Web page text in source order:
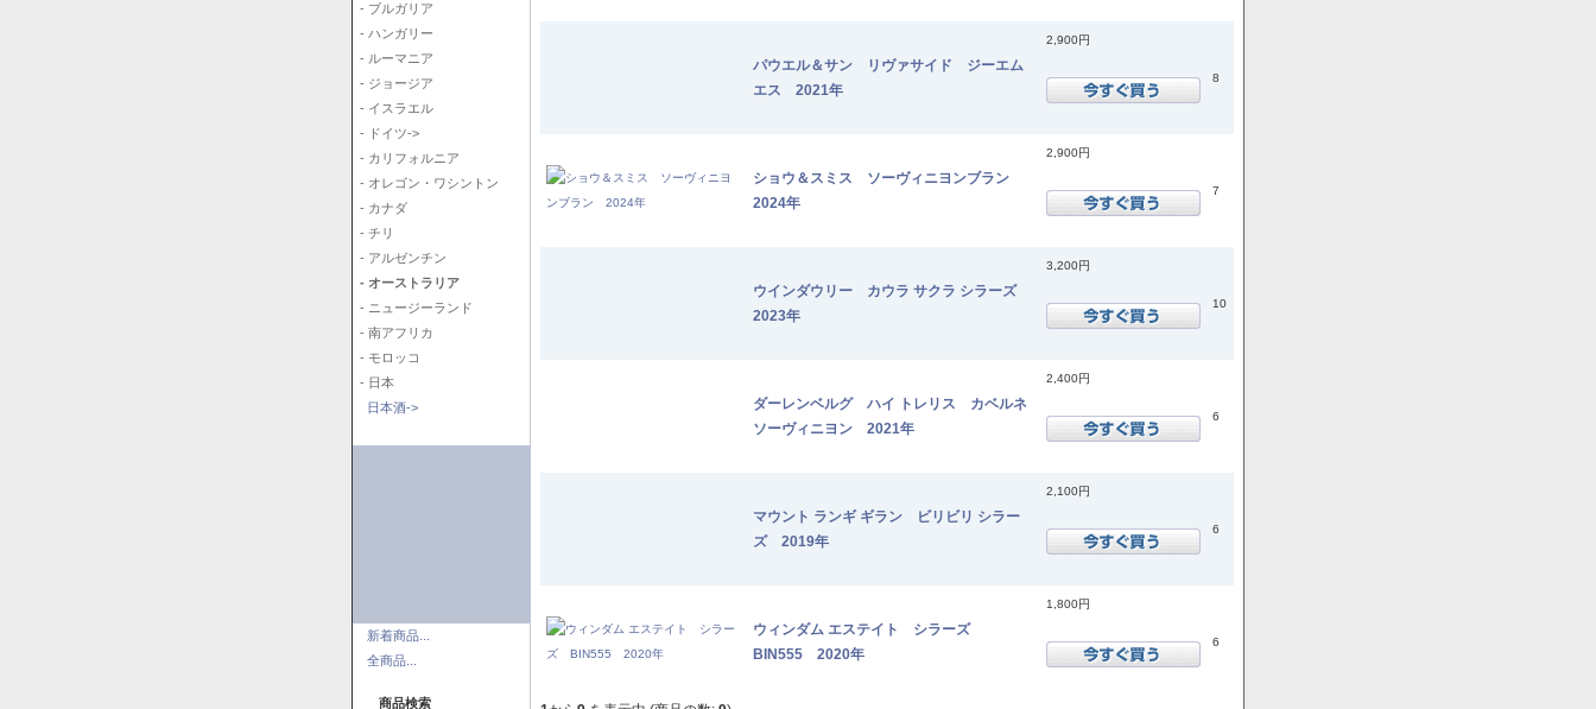
- ブルガリア
- ハンガリー
- ルーマニア
- ジョージア
- イスラエル
- ドイツ->
- カリフォルニア
- オレゴン・ワシントン
- カナダ
- チリ
- アルゼンチン
- オーストラリア
- ニュージーランド
- 南アフリカ
- モロッコ
- 日本
日本酒->
新着商品...
全商品...
商品検索
パウエル＆サン リヴァサイド ジーエム
エス 2021年
2,900円
8
ショウ＆スミス ソーヴィニヨンブラン
2024年
2,900円
7
ウインダウリー カウラ サクラ シラーズ
2023年
3,200円
10
ダーレンベルグ ハイ トレリス カベルネ
ソーヴィニヨン 2021年
2,400円
6
マウント ランギ ギラン ビリビリ シラー
ズ 2019年
2,100円
6
ウィンダム エステイト シラーズ
BIN555 2020年
1,800円
6